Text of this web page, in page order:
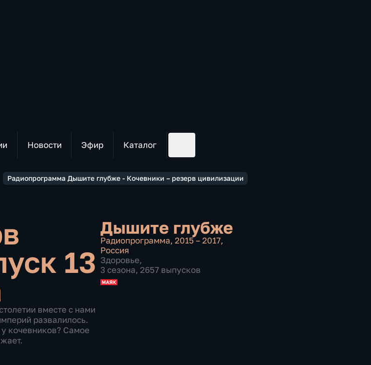
Новости Эфир Каталог
Радиопрограмма Дышите глубже - Кочевники – резерв цивилизации
13
вместе с нами
развалилось.
кочевников? Самое
Дышите глубже
Радиопрограмма, 2015 – 2017,
Россия
Здоровье,
3 сезона, 2657 выпусков